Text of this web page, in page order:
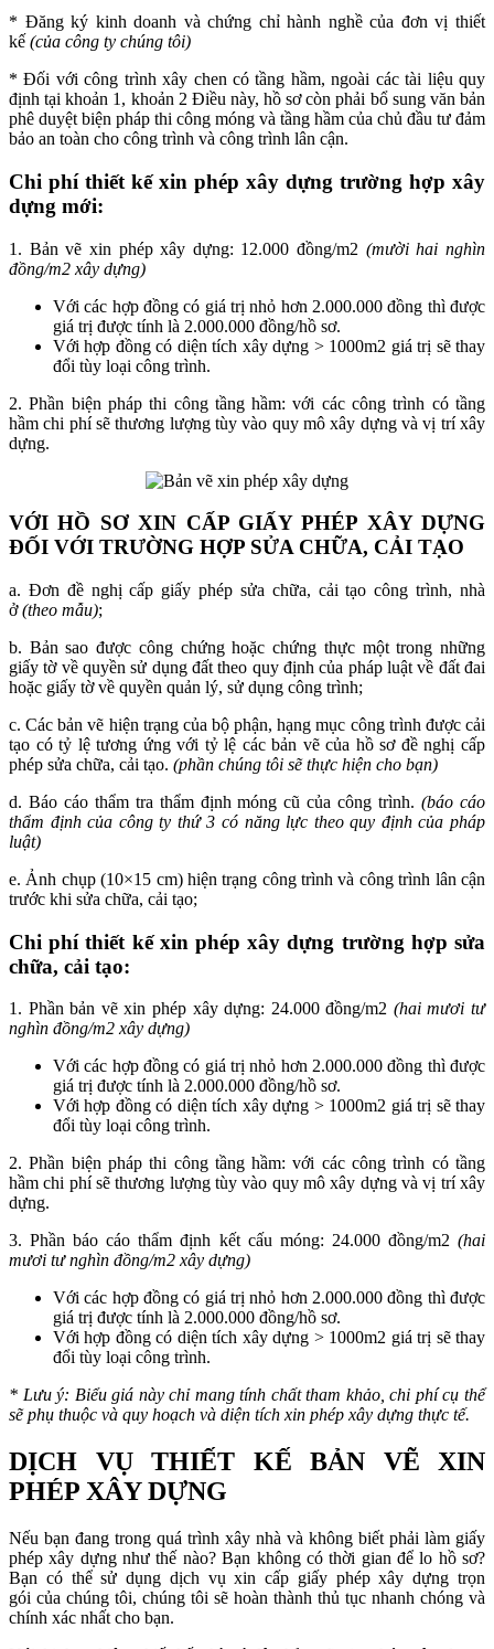
* Đăng ký kinh doanh và chứng chỉ hành nghề của đơn vị thiết
kế (của công ty chúng tôi)
* Đối với công trình xây chen có tầng hầm, ngoài các tài liệu quy
định tại khoản 1, khoản 2 Điều này, hồ sơ còn phải bổ sung văn bản
phê duyệt biện pháp thi công móng và tầng hầm của chủ đầu tư đảm
bảo an toàn cho công trình và công trình lân cận.
Chi phí thiết kế xin phép xây dựng trường hợp xây
dựng mới:
1. Bản vẽ xin phép xây dựng: 12.000 đồng/m2 (mười hai nghìn
đồng/m2 xây dựng)
Với các hợp đồng có giá trị nhỏ hơn 2.000.000 đồng thì được
giá trị được tính là 2.000.000 đồng/hồ sơ.
Với hợp đồng có diện tích xây dựng > 1000m2 giá trị sẽ thay
đổi tùy loại công trình.
2. Phần biện pháp thi công tầng hầm: với các công trình có tầng
hầm chi phí sẽ thương lượng tùy vào quy mô xây dựng và vị trí xây
dựng.
VỚI HỒ SƠ XIN CẤP GIẤY PHÉP XÂY DỰNG
ĐỐI VỚI TRƯỜNG HỢP SỬA CHỮA, CẢI TẠO
a. Đơn đề nghị cấp giấy phép sửa chữa, cải tạo công trình, nhà
ở(theo mẫu);
b. Bản sao được công chứng hoặc chứng thực một trong những
giấy tờ về quyền sử dụng đất theo quy định của pháp luật về đất đai
hoặc giấy tờ về quyền quản lý, sử dụng công trình;
c. Các bản vẽ hiện trạng của bộ phận, hạng mục công trình được cải
tạo có tỷ lệ tư­ơng ứng với tỷ lệ các bản vẽ của hồ sơ đề nghị cấp
phép sửa chữa, cải tạo. (phần chúng tôi sẽ thực hiện cho bạn)
d. Báo cáo thẩm tra thẩm định móng cũ của công trình.(báo cáo
thẩm định của công ty thứ 3 có năng lực theo quy định của pháp
luật)
e. Ảnh chụp (10×15 cm) hiện trạng công trình và công trình lân cận
trước khi sửa chữa, cải tạo;
Chi phí thiết kế xin phép xây dựng trường hợp sửa
chữa, cải tạo:
1. Phần bản vẽ xin phép xây dựng: 24.000 đồng/m2 (hai mươi tư
nghìn đồng/m2 xây dựng)
Với các hợp đồng có giá trị nhỏ hơn 2.000.000 đồng thì được
giá trị được tính là 2.000.000 đồng/hồ sơ.
Với hợp đồng có diện tích xây dựng > 1000m2 giá trị sẽ thay
đổi tùy loại công trình.
2. Phần biện pháp thi công tầng hầm: với các công trình có tầng
hầm chi phí sẽ thương lượng tùy vào quy mô xây dựng và vị trí xây
dựng.
3. Phần báo cáo thẩm định kết cấu móng: 24.000 đồng/m2 (hai
mươi tư nghìn đồng/m2 xây dựng)
Với các hợp đồng có giá trị nhỏ hơn 2.000.000 đồng thì được
giá trị được tính là 2.000.000 đồng/hồ sơ.
Với hợp đồng có diện tích xây dựng > 1000m2 giá trị sẽ thay
đổi tùy loại công trình.
* Lưu ý: Biểu giá này chỉ mang tính chất tham khảo, chi phí cụ thể
sẽ phụ thuộc và quy hoạch và diện tích xin phép xây dựng thực tế.
DỊCH VỤ THIẾT KẾ BẢN VẼ XIN
PHÉP XÂY DỰNG
Nếu bạn đang trong quá trình xây nhà và không biết phải làm giấy
phép xây dựng như thế nào? Bạn không có thời gian để lo hồ sơ?
Bạn có thể sử dụng dịch vụ xin cấp giấy phép xây dựng trọn
gói của chúng tôi, chúng tôi sẽ hoàn thành thủ tục nhanh chóng và
chính xác nhất cho bạn.